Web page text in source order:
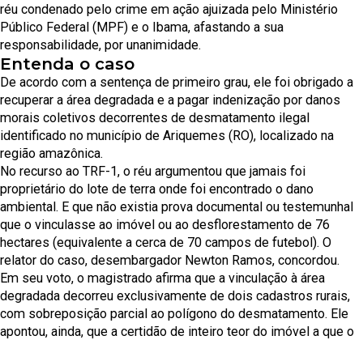
réu condenado pelo crime em ação ajuizada pelo Ministério
Público Federal (MPF) e o Ibama, afastando a sua
responsabilidade, por unanimidade.
Entenda o caso
De acordo com a sentença de primeiro grau, ele foi obrigado a
recuperar a área degradada e a pagar indenização por danos
morais coletivos decorrentes de desmatamento ilegal
identificado no município de Ariquemes (RO), localizado na
região amazônica.
No recurso ao TRF-1, o réu argumentou que jamais foi
proprietário do lote de terra onde foi encontrado o dano
ambiental. E que não existia prova documental ou testemunhal
que o vinculasse ao imóvel ou ao desflorestamento de 76
hectares (equivalente a cerca de 70 campos de futebol). O
relator do caso, desembargador Newton Ramos, concordou.
Em seu voto, o magistrado afirma que a vinculação à área
degradada decorreu exclusivamente de dois cadastros rurais,
com sobreposição parcial ao polígono do desmatamento. Ele
apontou, ainda, que a certidão de inteiro teor do imóvel a que o